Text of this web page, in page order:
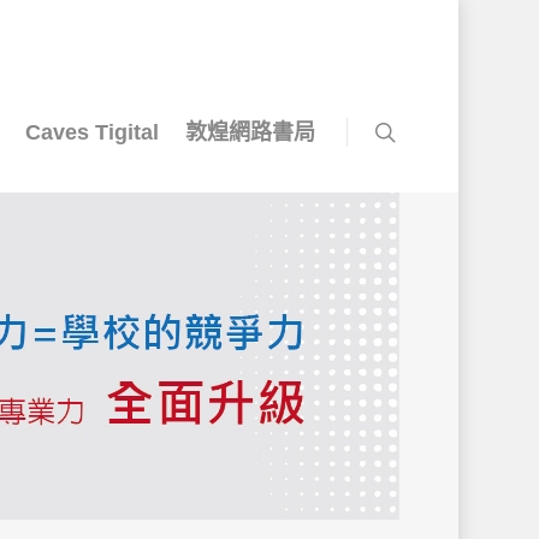
Caves Tigital 敦煌網路書局